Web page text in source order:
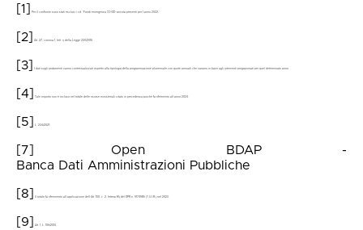
[1] Per il confronto sono stati esclusi i cd. “Fondi emergenza COVID” ancora presenti per l’anno 2022.
[2] Art. 27, comma 1, lett. i) della Legge 220/2016.
[3] I dati sugli andamenti vanno contestualizzati rispetto alla tipologia della programmazione pluriennale con quote annuali che variano in base agli interventi programmati per quel determinato anno.
[4] Tale importo non è incluso nel totale delle risorse ministeriali citato in precedenza poiché fa rifermento all’anno 2024.
[5] L. 234/2021
[7]
Open BDAP -
Banca Dati Amministrazioni Pubbliche
[8] Il totale fa riferimento all’applicazione dell’Art. 100, c. 2, lettera M) del DPR n. 917/1986 (T.U.I.R.) nel 2023.
[9] Art. 1, L. 106/2014.